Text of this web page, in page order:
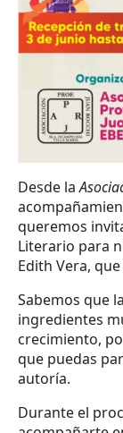
Desde la
queremos
Literario para
Edith Vera,
Sabemos que
ingredientes
crecimiento,
que puedas
autoría.
Durante el